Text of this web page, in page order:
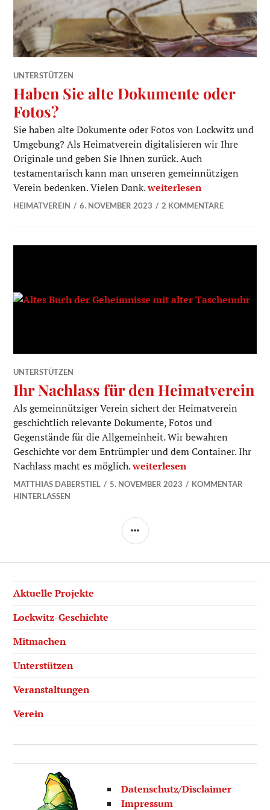
UNTERSTÜTZEN
Haben Sie alte Dokumente oder
Fotos?
Sie haben alte Dokumente oder Fotos von Lockwitz und
Umgebung? Als Heimatverein digitalisieren wir Ihre
Originale und geben Sie Ihnen zurück. Auch
testamentarisch kann man unseren gemeinnützigen
Verein bedenken. Vielen Dank.Haben Sie alte
weiterlesen
HEIMATVEREIN 6. NOVEMBER 2023 2 KOMMENTARE
UNTERSTÜTZEN
Ihr Nachlass für den Heimatverein
Als gemeinnütziger Verein sichert der Heimatverein
geschichtlich relevante Dokumente, Fotos und
Gegenstände für die Allgemeinheit. Wir bewahren
Geschichte vor dem Entrümpler und dem Container. Ihr
Nachlass macht es möglich.Ihr Nachlass für den
weiterlesen
MATTHIAS DABERSTIEL 5. NOVEMBER 2023
KOMMENTAR
HINTERLASSEN
SEITENLEISTE
Aktuelle Projekte
Lockwitz-Geschichte
Mitmachen
Unterstützen
Veranstaltungen
Verein
Datenschutz/Disclaimer
Impressum